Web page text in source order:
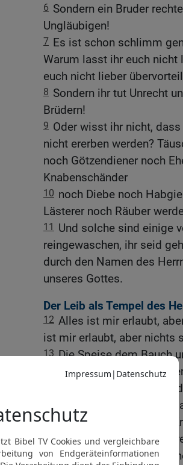
6 Sondern ein Bruder
Ungläubigen!
7 Es ist schon schlimm
Warum lasst ihr euch nicht
euch nicht lieber
8 Sondern ihr tut Unrecht
Brüdern!
9 Oder wisst ihr nicht,
nicht ererben werden?
noch Götzendiener noch
Knabenschänder
10 noch Diebe noch
Lästerer noch Räuber
11
Und solche sind einige
reingewaschen, ihr seid
durch den Namen des
unseres Gottes.
Der Leib als Tempel des
12 Alles ist mir erlaubt,
ist mir erlaubt, aber nichts
13 Die Speise dem Bauch
wird das eine wie das
nicht der Hurerei, sondern
Gott aber hat den
auferwecken durch seine
15 Wisst ihr nicht, dass
ich nun die Glieder Christi